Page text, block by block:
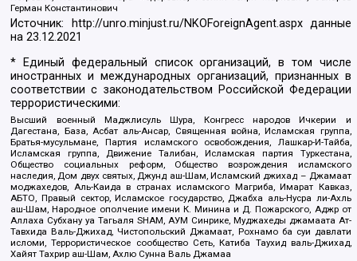
Герман Константинович
Источник: http://unro.minjust.ru/NKOForeignAgent.aspxданные
на23.12.2021
* Единый федеральный список организаций, в том числе
иностранных и международных организаций, признанных в
соответствии с законодательством Российской Федерации
террористическими:
Высший военный Маджлисуль Шура, Конгресс народов Ичкерии и
Дагестана, База, Асбат аль-Ансар, Священная война, Исламская группа,
Братья-мусульмане, Партия исламского освобождения, Лашкар-И-Тайба,
Исламская группа, Движение Талибан, Исламская партия Туркестана,
Общество социальных реформ, Общество возрождения исламского
наследия, Дом двух святых, Джунд аш-Шам, Исламский джихад – Джамаат
моджахедов, Аль-Каида в странах исламского Магриба, Имарат Кавказ,
АБТО, Правый сектор, Исламское государство, Джабха аль-Нусра ли-Ахль
аш-Шам, Народное ополчение имени К. Минина и Д. Пожарского, Аджр от
Аллаха Субхану уа Тагьаля SHAM, АУМ Синрике, Муджахеды джамаата Ат-
Тавхида Валь-Джихад, Чистопольский Джамаат, Рохнамо ба суи давлати
исломи, Террористическое сообщество Сеть, Катиба Таухид валь-Джихад,
Хайят Тахрир аш-Шам, Ахлю Сунна Валь Джамаа